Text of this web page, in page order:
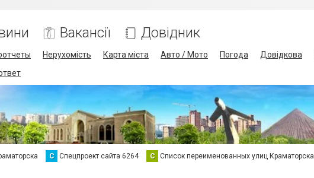
Вакансії Довідник
Нерухомість Карта міста Авто / Мото Погода Довідкова
С Спецпроект сайта 6264 С Список переименованных улиц Краматорска